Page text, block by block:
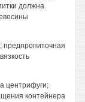
должна
предпропиточная
центрифуги;
контейнера